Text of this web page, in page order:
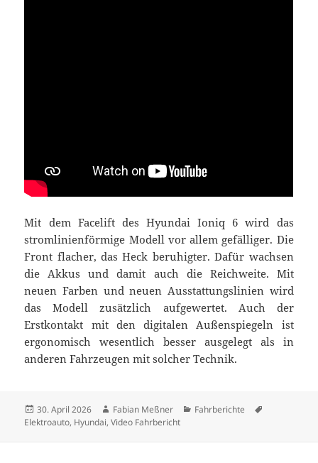
Mit dem Facelift des Hyundai Ioniq 6 wird das
stromlinienförmige Modell vor allem gefälliger. Die
Front flacher, das Heck beruhigter. Dafür wachsen
die Akkus und damit auch die Reichweite. Mit
neuen Farben und neuen Ausstattungslinien wird
das Modell zusätzlich aufgewertet. Auch der
Erstkontakt mit den digitalen Außenspiegeln ist
ergonomisch wesentlich besser ausgelegt als in
anderen Fahrzeugen mit solcher Technik.
Veröffentlicht
am
30. April 2026 Autor
Fabian Meßner Kategorien
Fahrberichte
Elektroauto, Hyundai,Video Fahrbericht